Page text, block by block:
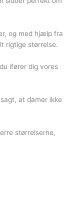
og med hjælp fra
rigtige størrelse.
ifører dig vores
at damer ikke
størrelserne,